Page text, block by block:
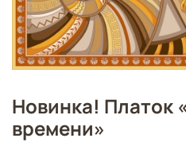
Новинка! Платок
времени»